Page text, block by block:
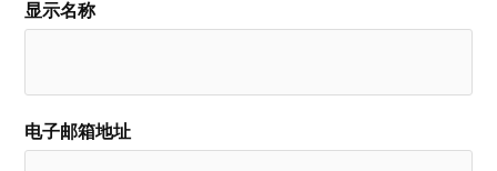
显示名称
电子邮箱地址